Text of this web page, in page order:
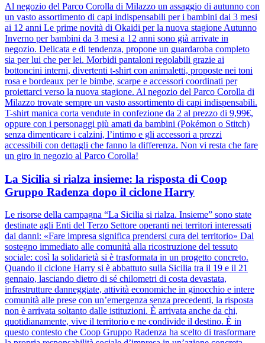
Al negozio del Parco Corolla di Milazzo un assaggio di autunno con
un vasto assortimento di capi indispensabili per i bambini dai 3 mesi
ai 12 anni Le prime novità di Okaidi per la nuova stagione Autunno
Inverno per bambini da 3 mesi a 12 anni sono già arrivate in
negozio. Delicata e di tendenza, propone un guardaroba completo
sia per lui che per lei. Morbidi pantaloni regolabili grazie ai
bottoncini interni, divertenti t-shirt con animaletti, proposte nei toni
rosa e bordeaux per le bimbe, scarpe e accessori coordinati per
proiettarci verso la nuova stagione. Al negozio del Parco Corolla di
Milazzo trovate sempre un vasto assortimento di capi indispensabili.
T-shirt manica corta vendute in confezione da 2 al prezzo di 9,99€,
oppure con i personaggi più amati da bambini (Pokémon o Stitch)
senza dimenticare i calzini, l’intimo e gli accessori a prezzi
accessibili con dettagli che fanno la differenza. Non vi resta che fare
un giro in negozio al Parco Corolla!
La Sicilia si rialza insieme: la risposta di Coop
Gruppo Radenza dopo il ciclone Harry
Le risorse della campagna “La Sicilia si rialza. Insieme” sono state
destinate agli Enti del Terzo Settore operanti nei territori interessati
dai danni: «Fare impresa significa prendersi cura del territorio» Dal
sostegno immediato alle comunità alla ricostruzione del tessuto
sociale: così la solidarietà si è trasformata in un progetto concreto.
Quando il ciclone Harry si è abbattuto sulla Sicilia tra il 19 e il 21
gennaio, lasciando dietro di sé chilometri di costa devastata,
infrastrutture danneggiate, attività economiche in ginocchio e intere
comunità alle prese con un’emergenza senza precedenti, la risposta
non è arrivata soltanto dalle istituzioni. È arrivata anche da chi,
quotidianamente, vive il territorio e ne condivide il destino. È in
questo contesto che Coop Gruppo Radenza ha scelto di trasformare